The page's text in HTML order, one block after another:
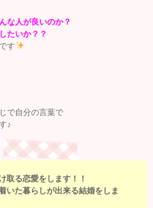
な人が良いのか？
たいか？？
す
で自分の言葉で
♪
取る恋愛をします！！
いた暮らしが出来る結婚をしま